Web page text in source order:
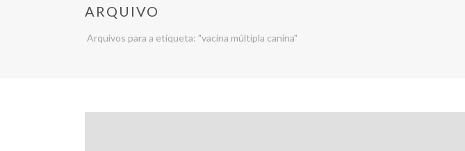
ARQUIVO
Arquivos para a etiqueta: "vacina múltipla canina"